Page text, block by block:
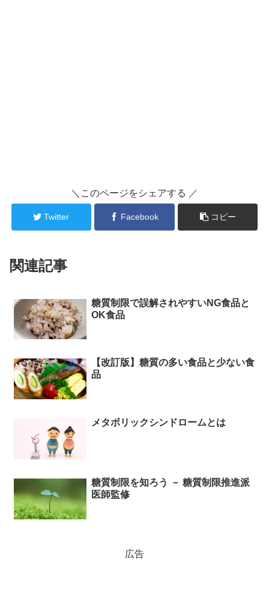
＼このページをシェアする ／
Twitter Facebook コピー
関連記事
糖質制限で誤解されやすいNG食品と
OK食品
【改訂版】糖質の多い食品と少ない食
品
メタボリックシンドロームとは
糖質制限を知ろう － 糖質制限推進派
医師監修
広告